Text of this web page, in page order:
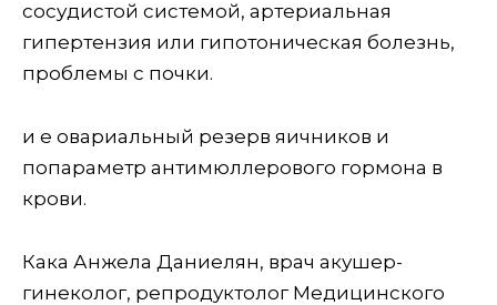
сосудистой системой, артериальная
гипертензия или гипотоническая болезнь,
проблемы с почки.
и е овариальный резерв яичников и
попараметр антимюллерового гормона в
крови.
Кака Анжела Даниелян, врач акушер-
гинеколог, репродуктолог Медицинского